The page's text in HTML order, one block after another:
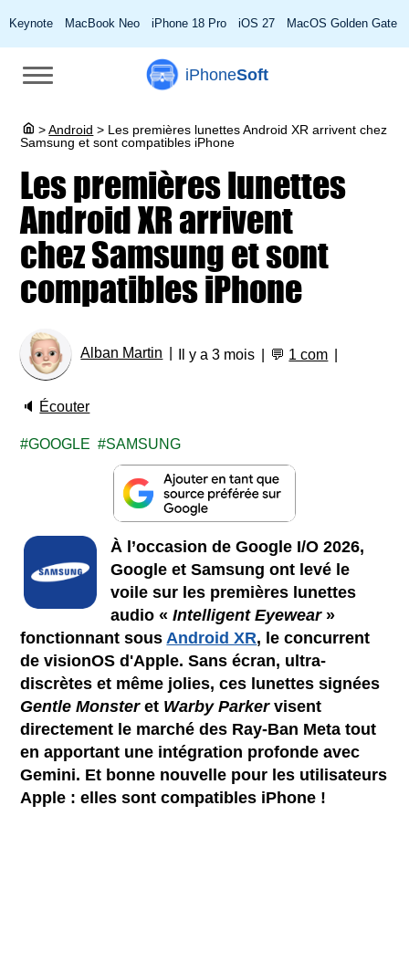
Keynote MacBook Neo iPhone 18 Pro iOS 27 MacOS Golden Gate
iPhoneSoft
> Android > Les premières lunettes Android XR arrivent chez
Samsung et sont compatibles iPhone
Les premières lunettes
Android XR arrivent
chez Samsung et sont
compatibles iPhone
Alban Martin Il y a 3 mois 💬 1 com
🔈 Écouter
GOOGLE SAMSUNG
À l’occasion de Google I/O 2026,
Google et Samsung ont levé le
voile sur les premières lunettes
audio «Intelligent Eyewear»
fonctionnant sous Android XR, le concurrent
de visionOS d'Apple. Sans écran, ultra-
discrètes et même jolies, ces lunettes signées
Gentle Monsteret Warby Parkervisent
directement le marché des Ray-Ban Meta tout
en apportant une intégration profonde avec
Gemini. Et bonne nouvelle pour les utilisateurs
Apple : elles sont compatibles iPhone !